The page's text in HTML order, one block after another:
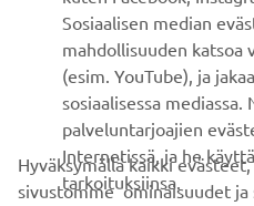
UUTISKIRJE
Ole ensimmäinen, joka kuulee
erikoistapahtumista, uusista
Sosiaalisen median
mahdollisuuden katsoa
(esim. YouTube), ja
sosiaalisessa mediassa.
palveluntarjoajien
Internetissä, ja he
tarkoituksiinsa.
Hyväksymällä kaikki
sivustomme ominaisuudet ja